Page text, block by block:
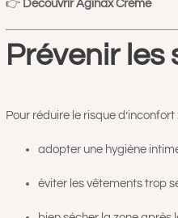
👉 Découvrir Aginax Crème
Prévenir
Pour réduire le risque d’inconfort
adopter une hygiène
éviter les vêtements trop